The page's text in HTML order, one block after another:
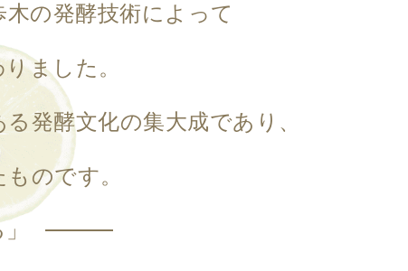
の発酵技術によって
ました。
発酵文化の集大成であり、
のです。